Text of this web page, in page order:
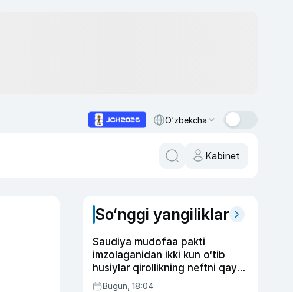
O‘zbekcha
Kabinet
So‘nggi yangiliklar
Saudiya mudofaa pakti
imzolaganidan ikki kun o‘tib
husiylar qirollikning neftni qayta
ishlash zavodiga hujum qildi
Bugun, 18:04